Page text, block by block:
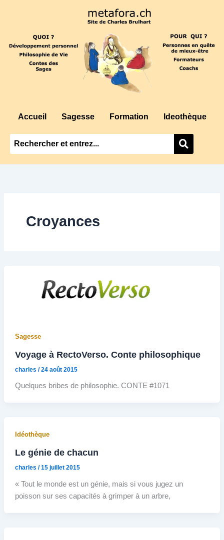
Accueil Sagesse Formation Ideothèque
Croyances
Sagesse
Voyage à RectoVerso. Conte philosophique
charles /24 août 2015
Quelques bribes de philosophie. CONTE #1071
Idéothèque
Le génie de chacun
charles /15 juillet 2015
« Tout le monde est un génie, mais si vous jugez un
poisson sur ses capacités à grimper à un arbre,